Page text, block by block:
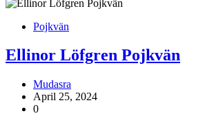
Pojkvän
Ellinor Löfgren Pojkvän
Mudasra
April 25, 2024
0